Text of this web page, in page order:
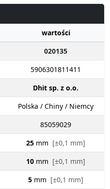
wartości
020135
5906301811411
Dhit sp. z o.o.
Polska / Chiny / Niemcy
85059029
25 mm [±0,1 mm]
10 mm [±0,1 mm]
5 mm [±0,1 mm]